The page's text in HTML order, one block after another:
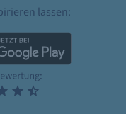
lassen: